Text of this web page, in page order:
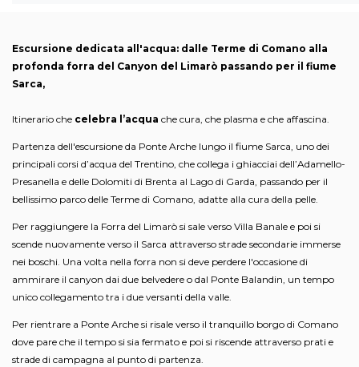
Escursione dedicata all'acqua: dalle Terme di Comano alla
profonda forra del Canyon del Limarò passando per il fiume
Sarca,
Itinerario che celebra l’acqua che cura, che plasma e che affascina.
Partenza dell'escursione da Ponte Arche lungo il fiume Sarca, uno dei
principali corsi d’acqua del Trentino, che collega i ghiacciai dell’Adamello-
Presanella e delle Dolomiti di Brenta al Lago di Garda, passando per il
bellissimo parco delle Terme di Comano, adatte alla cura della pelle.
Per raggiungere la Forra del Limarò si sale verso Villa Banale e poi si
scende nuovamente verso il Sarca attraverso strade secondarie immerse
nei boschi. Una volta nella forra non si deve perdere l'occasione di
ammirare il canyon dai due belvedere o dal Ponte Balandin, un tempo
unico collegamento tra i due versanti della valle.
Per rientrare a Ponte Arche si risale verso il tranquillo borgo di Comano
dove pare che il tempo si sia fermato e poi si riscende attraverso prati e
strade di campagna al punto di partenza.